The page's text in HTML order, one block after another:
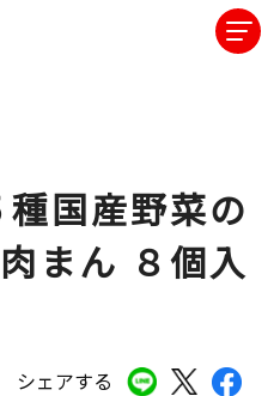
シェアする
国産野菜の
まん ８個入